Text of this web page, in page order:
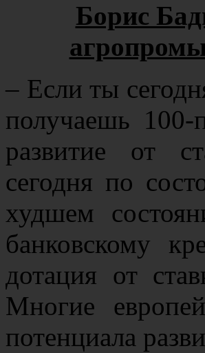
Борис
– Если ты
получаешь 100-
развитие от
сегодня по
худшем
банковскому
дотация от
Многие
потенциала